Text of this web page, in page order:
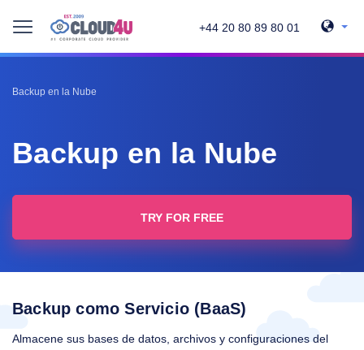
+44 20 80 89 80 01
Backup en la Nube
Backup en la Nube
TRY FOR FREE
Backup como Servicio (BaaS)
Almacene sus bases de datos, archivos y configuraciones del